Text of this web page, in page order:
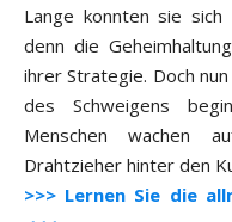
Lange konnten sie sich
denn die
ihrer Strategie. Doch
des Schweigens
Menschen wachen
Drahtzieher hinter den
>>> Lernen Sie die